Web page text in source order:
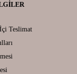
Teslimat